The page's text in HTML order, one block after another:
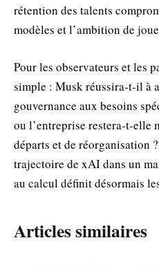
rétention des talents
modèles et l’ambition de
Pour les observateurs et les
simple : Musk réussira-t-il à
gouvernance aux besoins
ou l’entreprise restera-t-elle
départs et de réorganisation
trajectoire de xAI dans un
au calcul définit désormais
Articles similaires